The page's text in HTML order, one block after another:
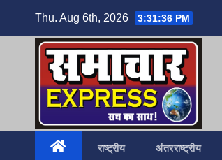
Thu. Aug 6th, 2026 3:31:37 PM
राष्ट्रीय अंतरराष्ट्रीय